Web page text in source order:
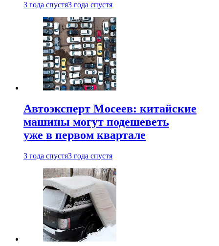
3 года спустя3 года спустя
Автоэксперт Мосеев: китайские
машины могут подешеветь
уже в первом квартале
3 года спустя3 года спустя